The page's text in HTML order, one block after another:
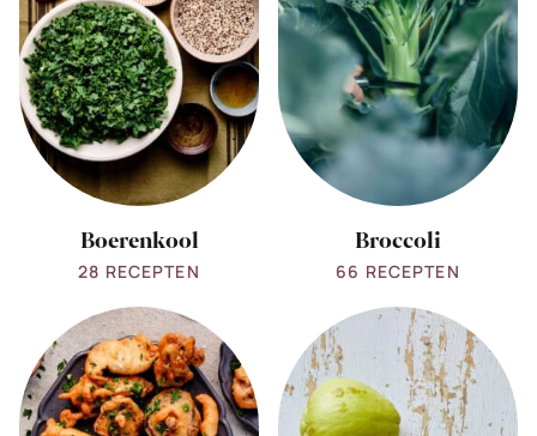
Boerenkool
28 RECEPTEN
Broccoli
66 RECEPTEN
View
all
Champignons
View
all
Chayote